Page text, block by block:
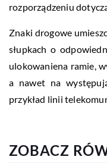
rozporządzeniu
Znaki drogowe
słupkach o
ulokowaniena ramie,
a nawet na
przykład linii
ZOBACZ